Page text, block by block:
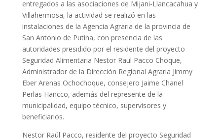
entregados a las asociaciones de Mijani-Llancacahua y
Villahermosa, la actividad se realizó en las
instalaciones de la Agencia Agraria de la provincia de
San Antonio de Putina, con presencia de las
autoridades presidido por el residente del proyecto
Seguridad Alimentaria Nestor Raul Pacco Choque,
Administrador de la Dirección Regional Agraria Jimmy
Eber Arenas Ochochoque, consejero Jaime Chanel
Perlas Hancco, además del represente de la
municipalidad, equipo técnico, supervisores y
beneficiarios.
Nestor Raúl Pacco, residente del proyecto Seguridad